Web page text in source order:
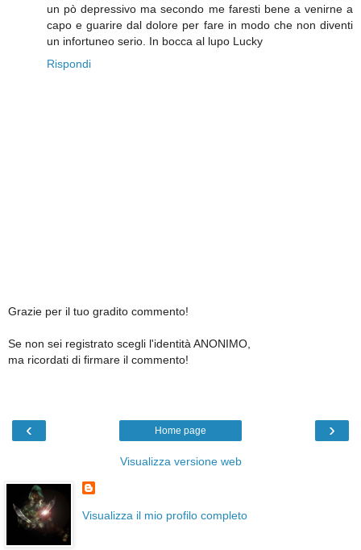
un pò depressivo ma secondo me faresti bene a venirne a
capo e guarire dal dolore per fare in modo che non diventi
un infortuneo serio. In bocca al lupo Lucky
Rispondi
Grazie per il tuo gradito commento!
Se non sei registrato scegli l'identità ANONIMO,
ma ricordati di firmare il commento!
‹ ›
Home page
Visualizza versione web
Visualizza il mio profilo completo